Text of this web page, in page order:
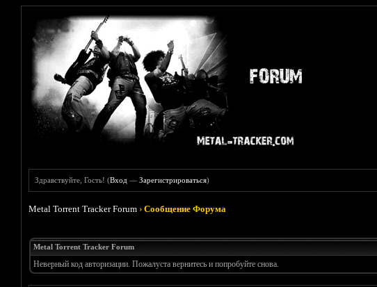
Здравствуйте, Гость! (Вход —Зарегистрироваться)
Metal Torrent Tracker Forum ›Сообщение Форума
Metal Torrent Tracker Forum
Неверный код авторизации. Пожалуста вернитесь и попробуйте снова.